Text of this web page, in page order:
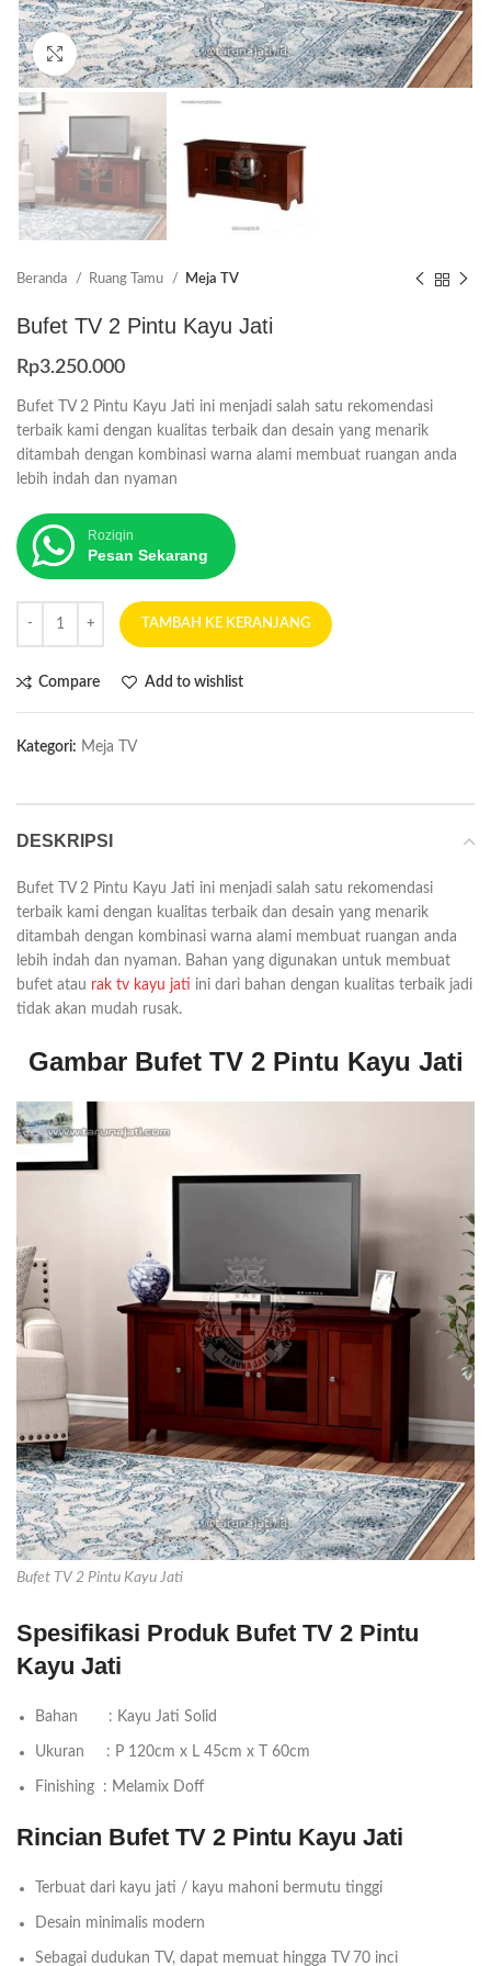
Click to enlarge
Beranda Ruang Tamu Meja TV
Bufet TV 2 Pintu Kayu Jati
Rp3.250.000
Bufet TV 2 Pintu Kayu Jati ini menjadi salah satu rekomendasi
terbaik kami dengan kualitas terbaik dan desain yang menarik
ditambah dengan kombinasi warna alami membuat ruangan anda
lebih indah dan nyaman
Roziqin
Pesan Sekarang
TAMBAH KE KERANJANG
Compare Add to wishlist
Kategori: Meja TV
DESKRIPSI
Bufet TV 2 Pintu Kayu Jati ini menjadi salah satu rekomendasi
terbaik kami dengan kualitas terbaik dan desain yang menarik
ditambah dengan kombinasi warna alami membuat ruangan anda
lebih indah dan nyaman. Bahan yang digunakan untuk membuat
bufet atau rak tv kayu jati ini dari bahan dengan kualitas terbaik jadi
tidak akan mudah rusak.
Gambar Bufet TV 2 Pintu Kayu Jati
Bufet TV 2 Pintu Kayu Jati
Spesifikasi Produk Bufet TV 2 Pintu
Kayu Jati
Bahan : Kayu Jati Solid
Ukuran : P 120cm x L 45cm x T 60cm
Finishing : Melamix Doff
Rincian Bufet TV 2 Pintu Kayu Jati
Terbuat dari kayu jati / kayu mahoni bermutu tinggi
Desain minimalis modern
Sebagai dudukan TV, dapat memuat hingga TV 70 inci